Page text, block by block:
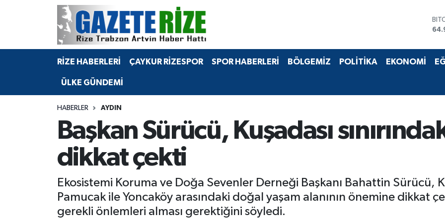
RİZE HABERLERİ ÇAYKUR RİZESPOR SPOR HABERLERİ BÖLGEMİZ POLİTİKA EKONOMİ
ÜLKE GÜNDEMİ
HABERLER AYDIN
Başkan Sürücü, Kuşadası
dikkat çekti
Ekosistemi Koruma ve Doğa Sevenler Derneği Başkanı Bahattin Sürücü,
Pamucak ile Yoncaköy arasındaki doğal yaşam alanının önemine dikkat
gerekli önlemleri alması gerektiğini söyledi.
BÖLGEMİZ
Bilim Teknoloji
Advertising news
Canlı Maç
Merkez Nöbetçi Eczaneler
Merkez Hava Durumu
Merkez Trafik Yoğunluk Haritası
Tüm Manşetler
Son Dakika Haberleri
Haber Arşivi